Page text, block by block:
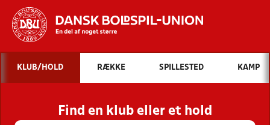
Hvad vil du søge efter?
INDHOLD OG NYHEDER
STILLINGER, RESULTATER, KLUBBER OG
HOLD
KLUB/HOLD RÆKKE SPILLESTED KAMP
Find en klub eller et hold